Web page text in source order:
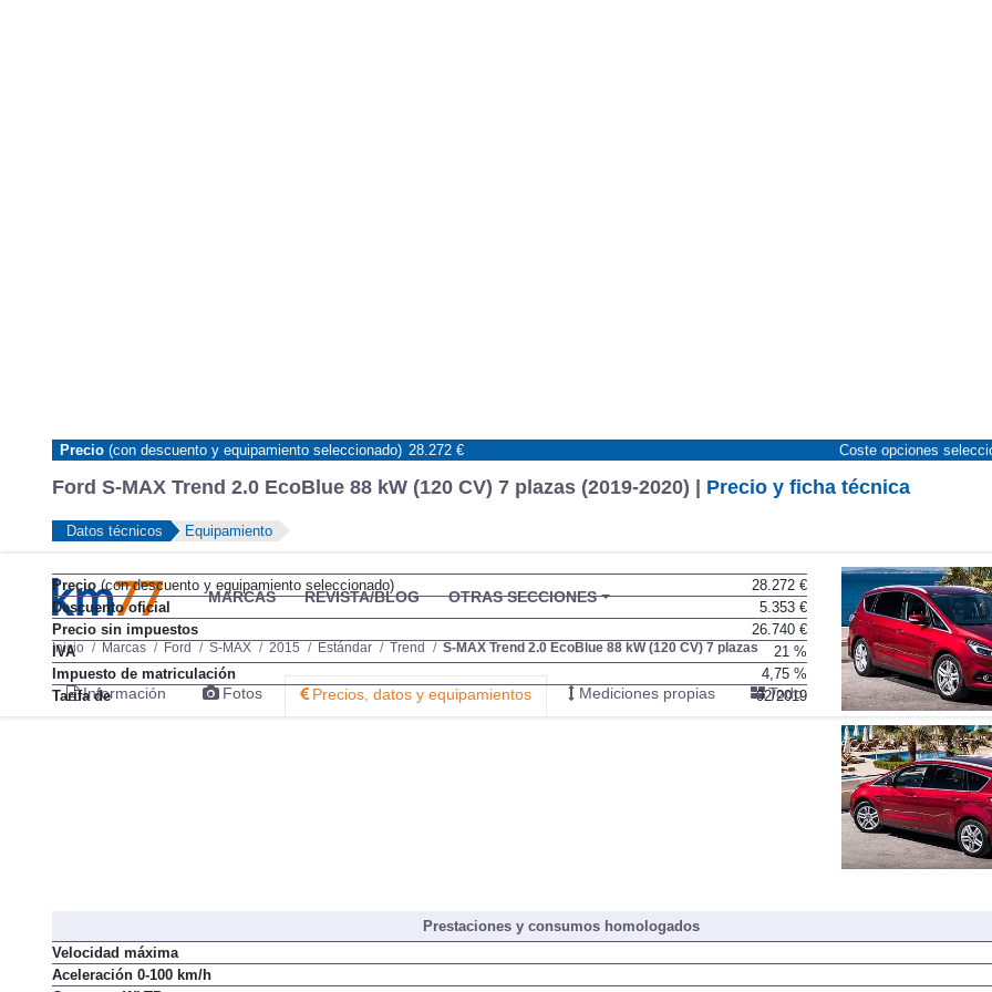
MARCAS REVISTA/BLOG OTRAS SECCIONES
Inicio Marcas Ford S-MAX 2015 Estándar Trend S-MAX Trend 2.0 EcoBlue 88 kW (120 CV) 7 plazas
Información Fotos Precios, datos y equipamientos Mediciones propias Todo
Ford S-MAX Trend 2.0 EcoBlue 88 kW (120 CV) 7 plazas (2019-2020) | Precio y ficha técnica
Datos técnicos Equipamiento
Precio(con descuento y equipamiento seleccionado)
28.272 €
Descuento oficial
5.353 €
Precio sin impuestos
26.740 €
IVA
21 %
Impuesto de matriculación
4,75 %
Tarifa de
02/2019
Prestaciones y consumos homologados
Velocidad máxima
Aceleración 0-100 km/h
Precio (con descuento y equipamiento seleccionado) 28.272 € Coste opciones